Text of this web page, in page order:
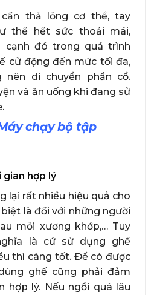
thả lỏng cơ thể, tay
thế hết sức thoải mái,
cạnh đó trong quá trình
cử động đến mức tối đa,
di chuyển phần cổ.
và ăn uống khi đang sử
chạy bộ tập
hợp lý
lại rất nhiều hiệu quả cho
là đối với những người
mỏi xương khớp,… Tuy
là cứ sử dụng ghế
thì càng tốt. Để có được
ghế cũng phải đảm
hợp lý. Nếu ngồi quá lâu